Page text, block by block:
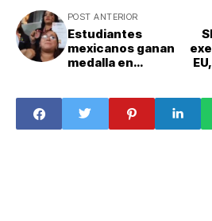
POST ANTERIOR
Estudiantes
mexicanos ganan
medalla en
ciencia e
innovación